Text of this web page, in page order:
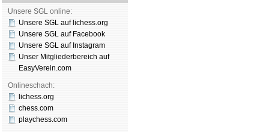
Unsere SGL online:
Unsere SGL auf li­chess.org
Unsere SGL auf Face­book
Unsere SGL auf Insta­gram
Unser Mitgliederbereich auf
EasyVerein.com
Onlineschach:
lichess.org
chess.com
playchess.com